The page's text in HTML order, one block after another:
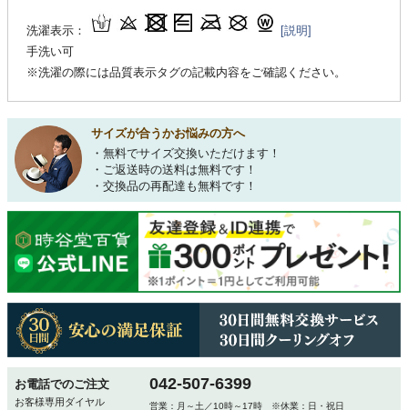
洗濯表示：
[説明]
手洗い可
※洗濯の際には品質表示タグの記載内容をご確認ください。
サイズが合うかお悩みの方へ
・無料でサイズ交換いただけます！
・ご返送時の送料は無料です！
・交換品の再配達も無料です！
お電話でのご注文
お客様専用ダイヤル
042-507-6399
営業：月～土／10時～17時 ※休業：日・祝日